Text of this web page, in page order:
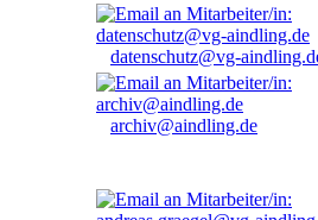
datenschutz@vg-
archiv@aindling.de